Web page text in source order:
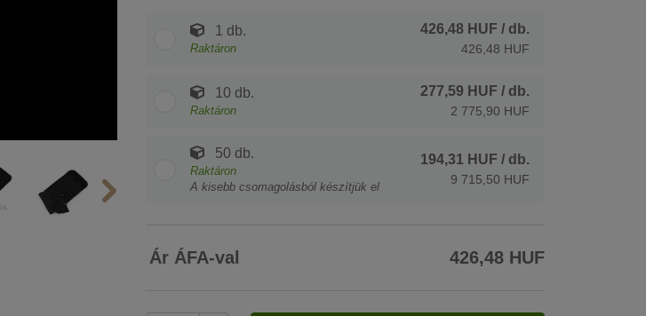
1 db.
Raktáron
426,48 HUF / db.
426,48 HUF
10 db.
Raktáron
277,59 HUF / db.
2 775,90 HUF
50 db.
Raktáron
A kisebb csomagolásból készítjük el
194,31 HUF / db.
9 715,50 HUF
Ár ÁFA-val 426,48 HUF